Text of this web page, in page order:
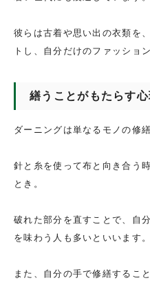
彼らは古着や思い出の衣類を
トし、自分だけのファッショ
繕うことがもたらす
ダーニングは単なるモノの修
針と糸を使って布と向き合う
とき。
破れた部分を直すことで、自
を味わう人も多いといいます。
また、自分の手で修繕するこ